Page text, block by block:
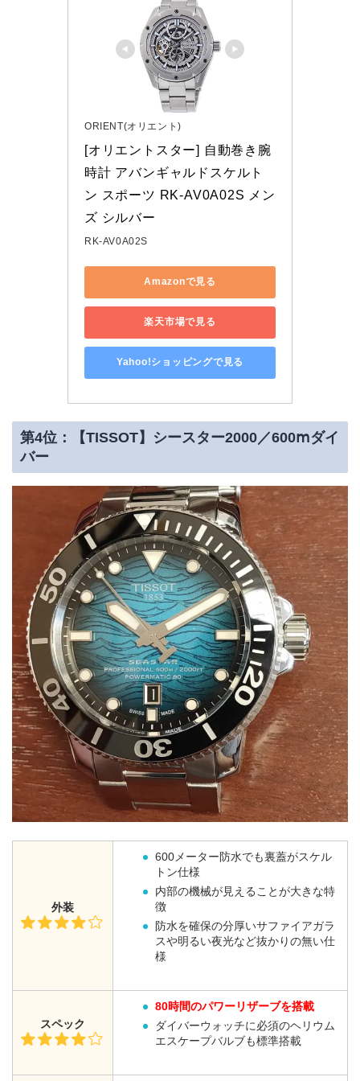
ORIENT(オリエント)
[オリエントスター] 自動巻き腕
時計 アバンギャルドスケルト
ン スポーツ RK-AV0A02S メン
ズ シルバー
RK-AV0A02S
Amazonで見る
楽天市場で見る
Yahoo!ショッピングで見る
第4位：【TISSOT】シースター2000／600ⅿダイ
バー
外装
600メーター防水でも裏蓋がスケル
トン仕様
内部の機械が見えることが大きな特
徴
防水を確保の分厚いサファイアガラ
スや明るい夜光など抜かりの無い仕
様
スペック
80時間のパワーリザーブを搭載
ダイバーウォッチに必須のヘリウム
エスケープバルブも標準搭載